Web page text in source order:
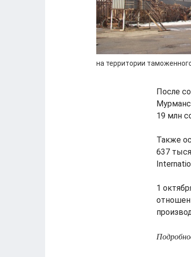
на территории
После
19 млн
Также
637
1